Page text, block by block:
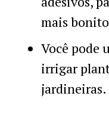
mais
Você pode
irrigar
jardineiras.